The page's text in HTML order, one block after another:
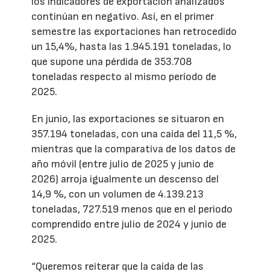
continúan en negativo. Así, en el primer
semestre las exportaciones han retrocedido
un 15,4%, hasta las 1.945.191 toneladas, lo
que supone una pérdida de 353.708
toneladas respecto al mismo período de
2025.
En junio, las exportaciones se situaron en
357.194 toneladas, con una caída del 11,5 %,
mientras que la comparativa de los datos de
año móvil (entre julio de 2025 y junio de
2026) arroja igualmente un descenso del
14,9 %, con un volumen de 4.139.213
toneladas, 727.519 menos que en el periodo
comprendido entre julio de 2024 y junio de
2025.
“Queremos reiterar que la caída de las